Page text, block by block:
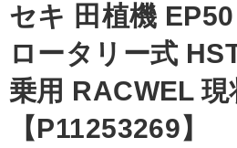
セキ 田植機
ロータリー式
乗用 RACWEL 現
【P11253269】